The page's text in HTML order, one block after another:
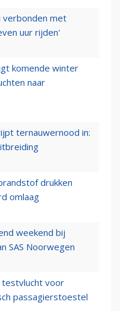
verbonden met
uur rijden'
komende winter
naar
ternauwernood in:
drukken
omlaag
weekend bij
SAS Noorwegen
testvlucht voor
passagierstoestel